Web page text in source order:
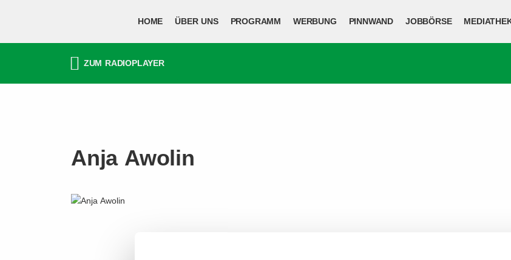
HOME ÜBER UNS PROGRAMM WERBUNG PINNWAND JOBBÖRSE
ZUM RADIOPLAYER
Anja Awolin